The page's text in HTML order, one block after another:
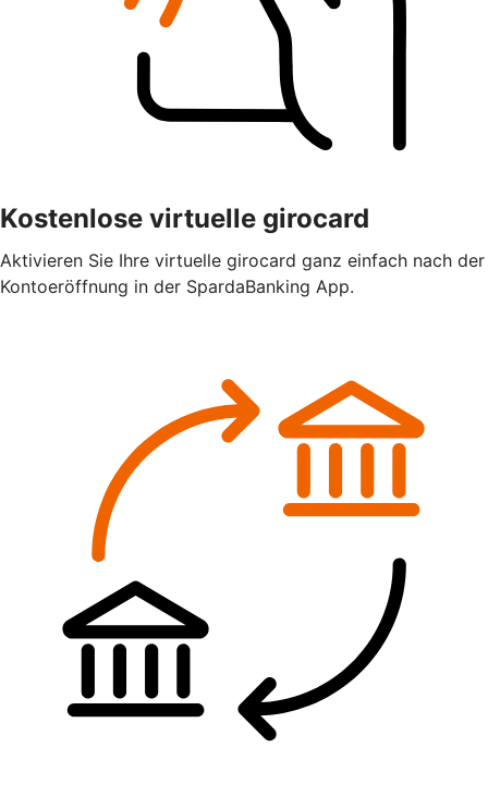
Kostenlose virtuelle girocard
Aktivieren Sie Ihre virtuelle girocard ganz einfach nach der
Kontoeröffnung in der SpardaBanking App.